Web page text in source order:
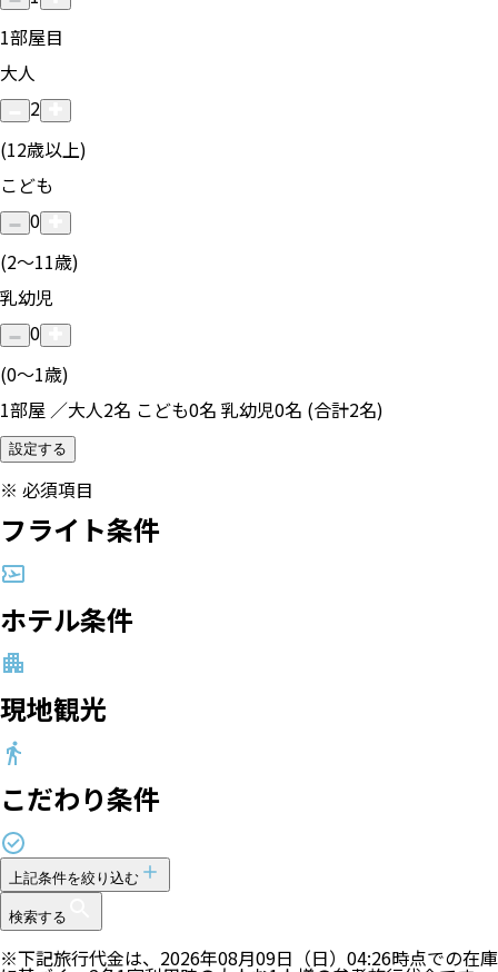
1部屋目
大人
2
(12歳以上)
こども
0
(2〜11歳)
乳幼児
0
(0〜1歳)
1部屋 ／大人2名 こども0名 乳幼児0名 (合計2名)
設定する
※ 必須項目
フライト条件
ホテル条件
現地観光
こだわり条件
上記条件を絞り込む
検索する
※下記旅行代金は、 2026年08月09日（日）04:26時点での在庫